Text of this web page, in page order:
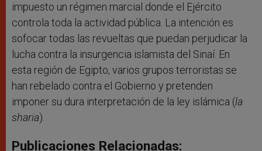
impuesto un régimen marcial donde el Ejército
controla toda la actividad pública. La intención es
sofocar todas las revueltas que puedan perjudicar la
lucha contra la insurgencia islamista del Sinaí. En
esta región de Egipto, varios grupos terroristas se
han rebelado contra el Gobierno y pretenden
imponer su dura interpretación de la ley islámica (la
sharia).
Publicaciones Relacionadas: